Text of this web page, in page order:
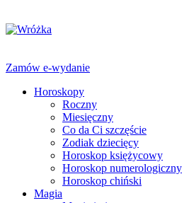
Zamów e-wydanie
Horoskopy
Roczny
Miesięczny
Co da Ci szczęście
Zodiak dziecięcy
Horoskop księżycowy
Horoskop numerologiczny
Horoskop chiński
Magia